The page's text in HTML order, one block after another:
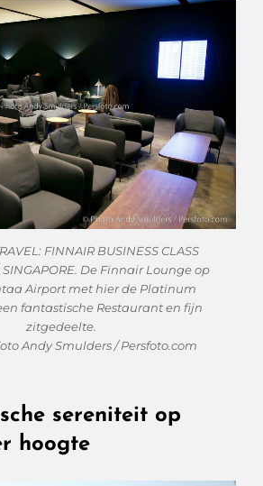
FINNAIR BUSINESS CLASS
SINGAPORE. De Finnair Lounge op
Airport met hier de Platinum
fantastische Restaurant en fijn
zitgedeelte.
Andy Smulders / Persfoto.com
sereniteit op
hoogte